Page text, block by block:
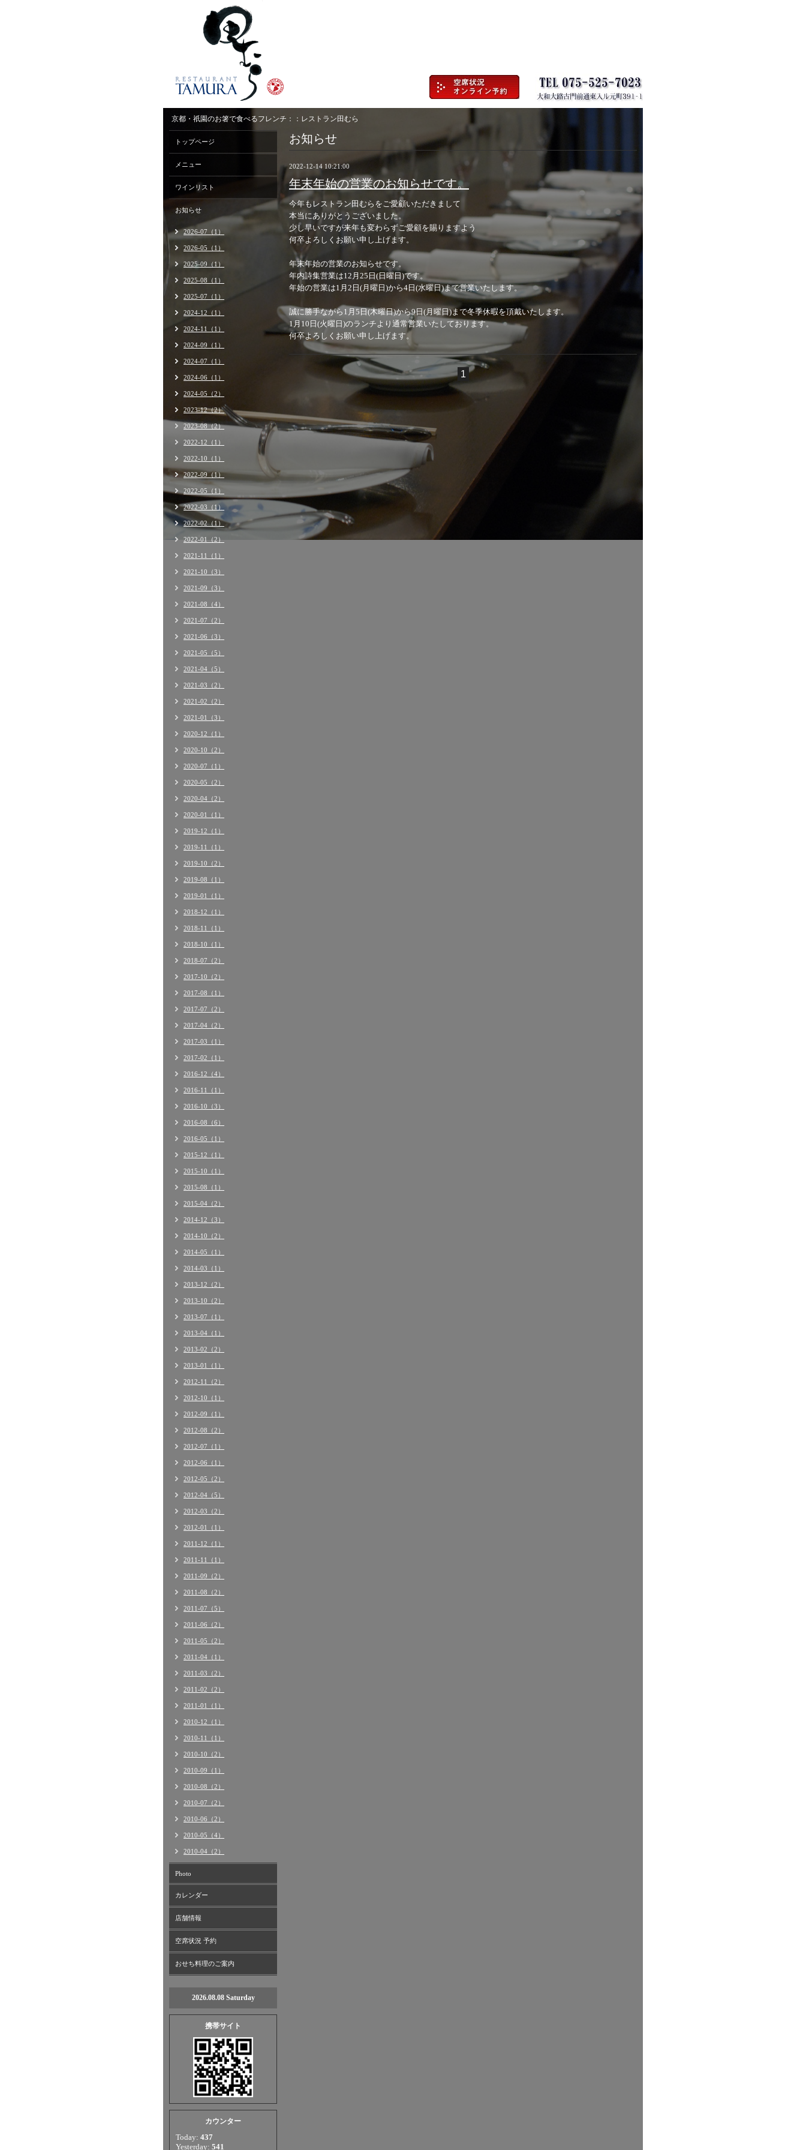
京都・祇園のお箸で食べるフレンチ：：レストラン田むら
お知らせ
2022-12-14 10:21:00
年末年始の営業のお知らせです。
今年もレストラン田むらをご愛顧いただきまして
本当にありがとうございました。
少し早いですが来年も変わらずご愛顧を賜りますよう
何卒よろしくお願い申し上げます。
年末年始の営業のお知らせです。
年内詩集営業は12月25日(日曜日)です。
年始の営業は1月2日(月曜日)から4日(水曜日)まで営業いたします。
誠に勝手ながら1月5日(木曜日)から9日(月曜日)まで冬季休暇を頂戴いたします。
1月10日(火曜日)のランチより通常営業いたしております。
何卒よろしくお願い申し上げます。
1
トップページ
メニュー
ワインリスト
お知らせ
2026-07（1）
2026-05（1）
2025-09（1）
2025-08（1）
2025-07（1）
2024-12（1）
2024-11（1）
2024-09（1）
2024-07（1）
2024-06（1）
2024-05（2）
2023-12（2）
2023-08（2）
2022-12（1）
2022-10（1）
2022-09（1）
2022-05（1）
2022-03（1）
2022-02（1）
2022-01（2）
2021-11（1）
2021-10（3）
2021-09（3）
2021-08（4）
2021-07（2）
2021-06（3）
2021-05（5）
2021-04（5）
2021-03（2）
2021-02（2）
2021-01（3）
2020-12（1）
2020-10（2）
2020-07（1）
2020-05（2）
2020-04（2）
2020-01（1）
2019-12（1）
2019-11（1）
2019-10（2）
2019-08（1）
2019-01（1）
2018-12（1）
2018-11（1）
2018-10（1）
2018-07（2）
2017-10（2）
2017-08（1）
2017-07（2）
2017-04（2）
2017-03（1）
2017-02（1）
2016-12（4）
2016-11（1）
2016-10（3）
2016-08（6）
2016-05（1）
2015-12（1）
2015-10（1）
2015-08（1）
2015-04（2）
2014-12（3）
2014-10（2）
2014-05（1）
2014-03（1）
2013-12（2）
2013-10（2）
2013-07（1）
2013-04（1）
2013-02（2）
2013-01（1）
2012-11（2）
2012-10（1）
2012-09（1）
2012-08（2）
2012-07（1）
2012-06（1）
2012-05（2）
2012-04（5）
2012-03（2）
2012-01（1）
2011-12（1）
2011-11（1）
2011-09（2）
2011-08（2）
2011-07（5）
2011-06（2）
2011-05（2）
2011-04（1）
2011-03（2）
2011-02（2）
2011-01（1）
2010-12（1）
2010-11（1）
2010-10（2）
2010-09（1）
2010-08（2）
2010-07（2）
2010-06（2）
2010-05（4）
2010-04（2）
Photo
カレンダー
店舗情報
空席状況 予約
おせち料理のご案内
2026.08.08 Saturday
携帯サイト
カウンター
Today: 437
Yesterday: 541